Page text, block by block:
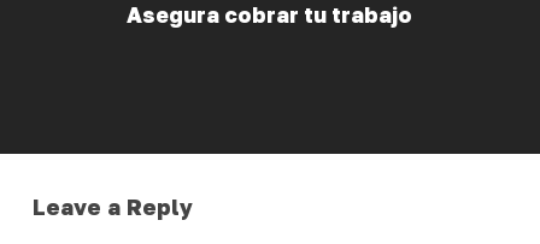
Asegura cobrar tu trabajo
Leave a Reply